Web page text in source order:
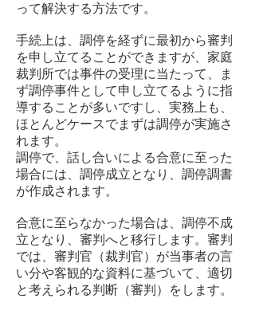
って解決する方法です。
手続上は、調停を経ずに最初から審判
を申し立てることができますが、家庭
裁判所では事件の受理に当たって、ま
ず調停事件として申し立てるように指
導することが多いですし、実務上も、
ほとんどケースでまずは調停が実施さ
れます。
調停で、話し合いによる合意に至った
場合には、調停成立となり、調停調書
が作成されます。
合意に至らなかった場合は、調停不成
立となり、審判へと移行します。審判
では、審判官（裁判官）が当事者の言
い分や客観的な資料に基づいて、適切
と考えられる判断（審判）をします。